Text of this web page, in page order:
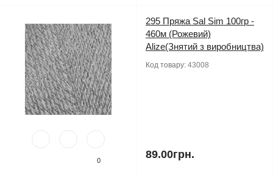
0
295 Пряжа Sal Sim 100гр -
460м (Рожевий)
Alize(Знятий з виробництва)
Код товару: 43008
89.00грн.